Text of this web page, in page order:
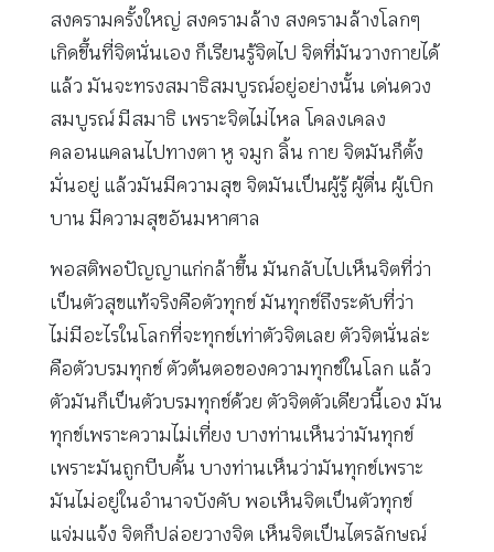
สงครามครั้งใหญ่ สงครามล้าง สงครามล้างโลกๆ
เกิดขึ้นที่จิตนั่นเอง ก็เรียนรู้จิตไป จิตที่มันวางกายได้
แล้ว มันจะทรงสมาธิสมบูรณ์อยู่อย่างนั้น เด่นดวง
สมบูรณ์ มีสมาธิ เพราะจิตไม่ไหล โคลงเคลง
คลอนแคลนไปทางตา หู จมูก ลิ้น กาย จิตมันก็ตั้ง
มั่นอยู่ แล้วมันมีความสุข จิตมันเป็นผู้รู้ ผู้ตื่น ผู้เบิก
บาน มีความสุขอันมหาศาล
พอสติพอปัญญาแก่กล้าขึ้น มันกลับไปเห็นจิตที่ว่า
เป็นตัวสุขแท้จริงคือตัวทุกข์ มันทุกข์ถึงระดับที่ว่า
ไม่มีอะไรในโลกที่จะทุกข์เท่าตัวจิตเลย ตัวจิตนั่นล่ะ
คือตัวบรมทุกข์ ตัวต้นตอของความทุกข์ในโลก แล้ว
ตัวมันก็เป็นตัวบรมทุกข์ด้วย ตัวจิตตัวเดียวนี้เอง มัน
ทุกข์เพราะความไม่เที่ยง บางท่านเห็นว่ามันทุกข์
เพราะมันถูกบีบคั้น บางท่านเห็นว่ามันทุกข์เพราะ
มันไม่อยู่ในอำนาจบังคับ พอเห็นจิตเป็นตัวทุกข์
แจ่มแจ้ง จิตก็ปล่อยวางจิต เห็นจิตเป็นไตรลักษณ์